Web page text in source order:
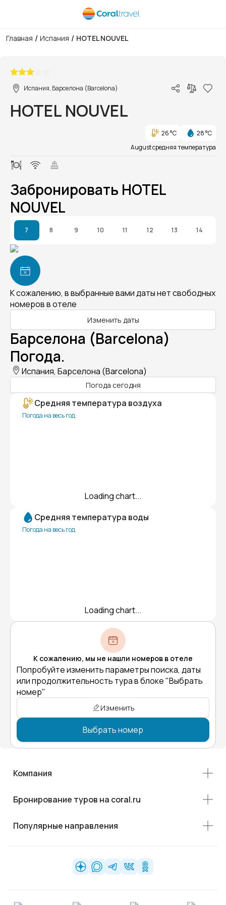
Главная / Испания / HOTEL NOUVEL
Испания, Барселона (Barcelona)
HOTEL NOUVEL
26 °C
28 °C
August средняя температура
Забронировать HOTEL
NOUVEL
7 8 9 10 11 12 13 14
К сожалению, в выбранные вами даты нет свободных
номеров в отеле
Изменить даты
Барселона (Barcelona)
Погода.
Испания, Барселона (Barcelona)
Погода сегодня
Средняя температура воздуха
Погода на весь год
Loading chart...
Средняя температура воды
Погода на весь год
Loading chart...
К сожалению, мы не нашли номеров в отеле
Попробуйте изменить параметры поиска, даты
или продолжительность тура в блоке "Выбрать
номер"
Изменить
Выбрать номер
Компания
Бронирование туров на coral.ru
Популярные направления